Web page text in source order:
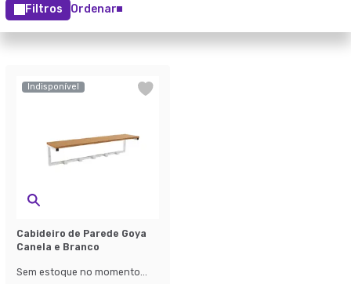
Filtros Ordenar
Indisponível
Cabideiro de Parede Goya
Canela e Branco
Sem estoque no momento...